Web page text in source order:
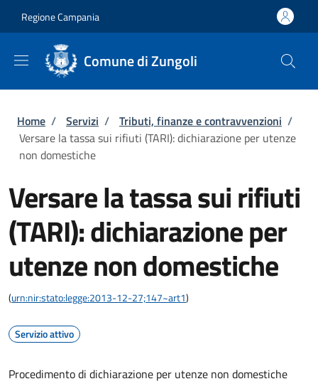
Regione Campania
Comune di Zungoli
Briciole di pane
Home / Servizi / Tributi, finanze e contravvenzioni /
Versare la tassa sui rifiuti (TARI): dichiarazione per utenze
non domestiche
Versare la tassa sui rifiuti
(TARI): dichiarazione per
utenze non domestiche
(urn:nir:stato:legge:2013-12-27;147~art1)
Servizio attivo
Procedimento di dichiarazione per utenze non domestiche